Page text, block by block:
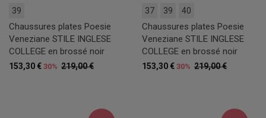
39
Chaussures plates Poesie
Veneziane STILE INGLESE
COLLEGE en brossé noir
219,00 €
153,30 € 30%
37 39 40
Chaussures plates Poesie
Veneziane STILE INGLESE
COLLEGE en brossé noir
219,00 €
153,30 € 30%